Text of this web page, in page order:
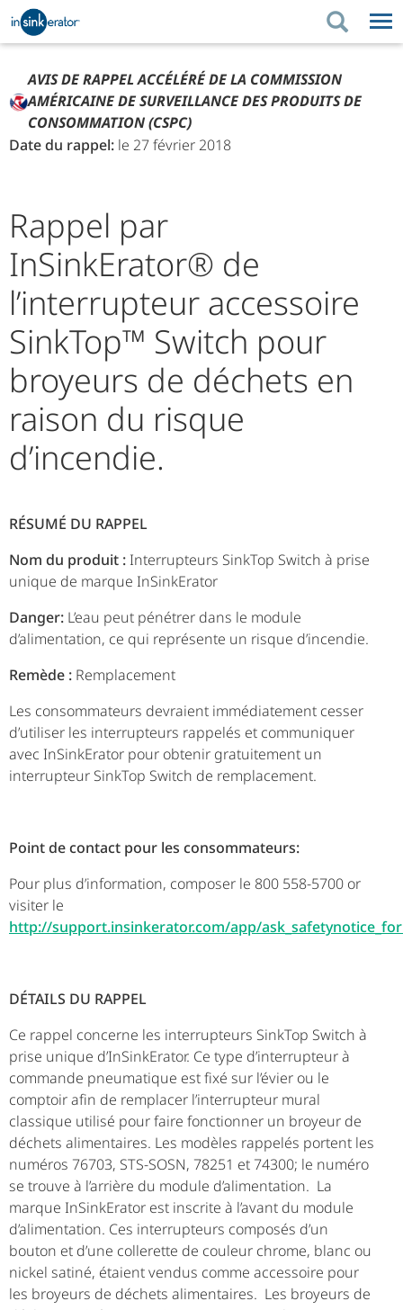
PRODUITS CONSEILS D'ACHAT
RÉNOVATION DE LA
CUISINE
RÉNOVATION DE LA CUISINE
SOUTIEN
SOUTIEN
OÙ ACHETER
AVIS DE RAPPEL ACCÉLÉRÉ DE LA COMMISSION
AMÉRICAINE DE SURVEILLANCE DES PRODUITS DE
CONSOMMATION (CSPC)
Date du rappel: le 27 février 2018
Rappel par
InSinkErator® de
l’interrupteur accessoire
SinkTop™ Switch pour
broyeurs de déchets en
raison du risque
d’incendie.
RÉSUMÉ DU RAPPEL
Nom du produit : Interrupteurs SinkTop Switch à prise
unique de marque InSinkErator
Danger: L’eau peut pénétrer dans le module
d’alimentation, ce qui représente un risque d’incendie.
Remède : Remplacement
Les consommateurs devraient immédiatement cesser
d’utiliser les interrupteurs rappelés et communiquer
avec InSinkErator pour obtenir gratuitement un
interrupteur SinkTop Switch de remplacement.
Point de contact pour les consommateurs:
Pour plus d’information, composer le 800 558-5700 or
visiter le
http://support.insinkerator.com/app/
DÉTAILS DU RAPPEL
Ce rappel concerne les interrupteurs SinkTop Switch à
prise unique d’InSinkErator. Ce type d’interrupteur à
commande pneumatique est fixé sur l’évier ou le
comptoir afin de remplacer l’interrupteur mural
classique utilisé pour faire fonctionner un broyeur de
déchets alimentaires. Les modèles rappelés portent les
numéros 76703, STS-SOSN, 78251 et 74300; le numéro
se trouve à l’arrière du module d’alimentation. La
marque InSinkErator est inscrite à l’avant du module
d’alimentation. Ces interrupteurs composés d’un
bouton et d’une collerette de couleur chrome, blanc ou
nickel satiné, étaient vendus comme accessoire pour
les broyeurs de déchets alimentaires. Les broyeurs de